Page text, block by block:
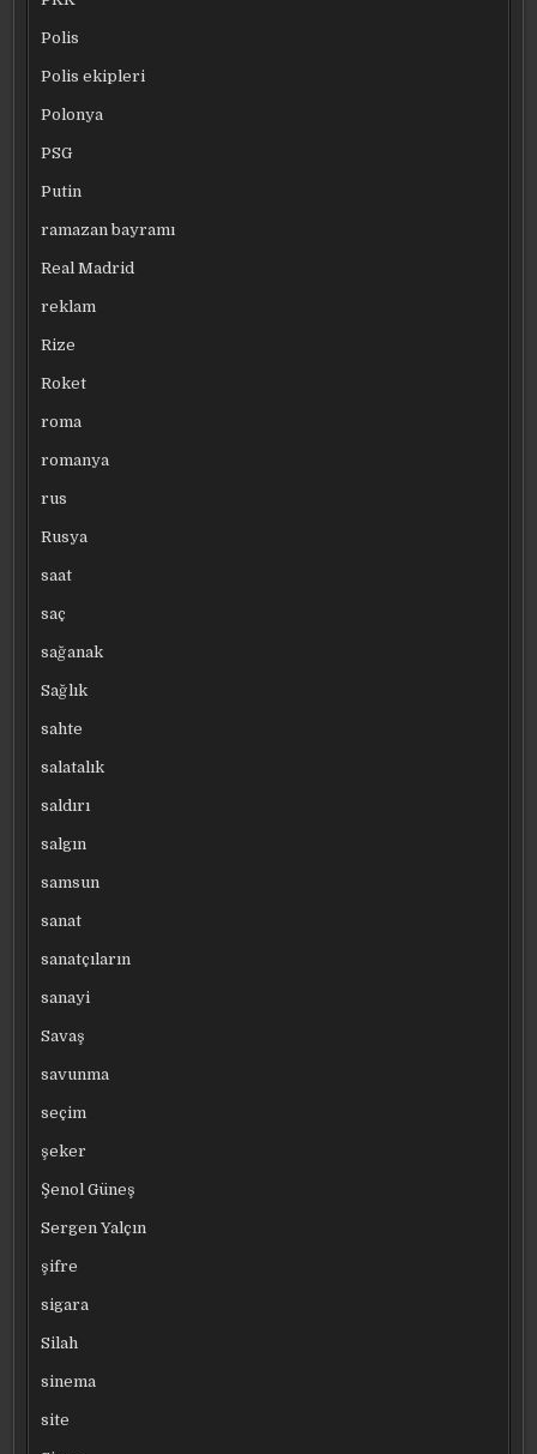
Polis
Polis ekipleri
Polonya
PSG
Putin
ramazan bayramı
Real Madrid
reklam
Rize
Roket
roma
romanya
rus
Rusya
saat
saç
sağanak
Sağlık
sahte
salatalık
saldırı
salgın
samsun
sanat
sanatçıların
sanayi
Savaş
savunma
seçim
şeker
Şenol Güneş
Sergen Yalçın
şifre
sigara
Silah
sinema
site